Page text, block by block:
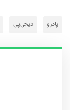
پادرو دیجی‌پی